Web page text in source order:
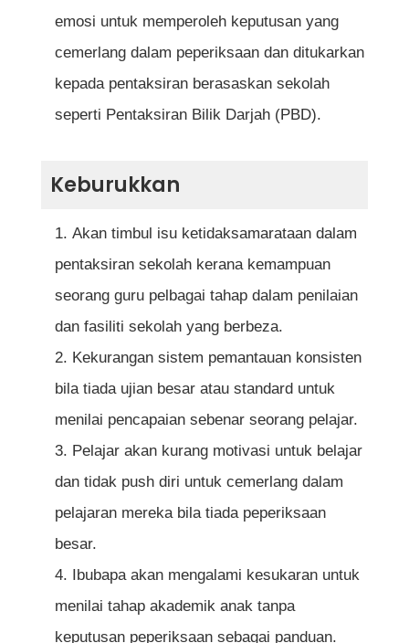
emosi untuk memperoleh keputusan yang
cemerlang dalam peperiksaan dan ditukarkan
kepada pentaksiran berasaskan sekolah
seperti Pentaksiran Bilik Darjah (PBD).
Keburukkan
Akan timbul isu ketidaksamarataan dalam
pentaksiran sekolah kerana kemampuan
seorang guru pelbagai tahap dalam penilaian
dan fasiliti sekolah yang berbeza.
Kekurangan sistem pemantauan konsisten
bila tiada ujian besar atau standard untuk
menilai pencapaian sebenar seorang pelajar.
Pelajar akan kurang motivasi untuk belajar
dan tidak push diri untuk cemerlang dalam
pelajaran mereka bila tiada peperiksaan
besar.
Ibubapa akan mengalami kesukaran untuk
menilai tahap akademik anak tanpa
keputusan peperiksaan sebagai panduan.